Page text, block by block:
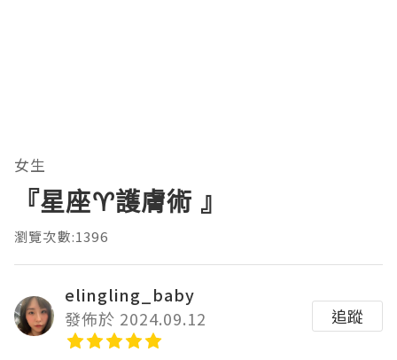
女生
『星座♈️護膚術 』
瀏覽次數:1396
elingling_baby
發佈於 2024.09.12
追蹤